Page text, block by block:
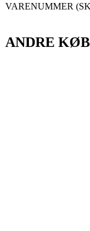
VARENUMMER
ANDRE